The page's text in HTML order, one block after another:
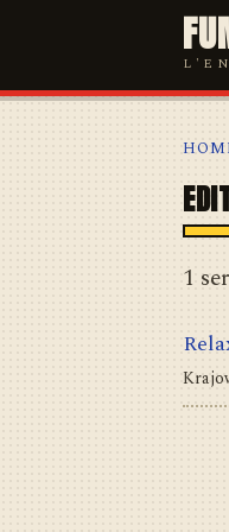
1